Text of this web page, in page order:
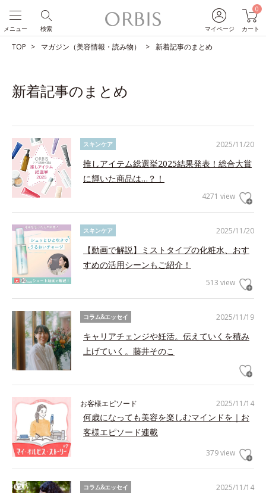
マイページ
0
カート
検索
メニュー
TOP マガジン（美容情報・読み物） 新着記事のまとめ
新着記事のまとめ
2025/11/20
スキンケア
推しアイテム総選挙2025結果発表！総合大賞
に輝いた商品は…？！
4271 view
2025/11/20
スキンケア
【動画で解説】ミストタイプの化粧水、おす
すめの活用シーンもご紹介！
513 view
2025/11/19
コラム&エッセイ
キャリアチェンジや妊活。伝えていくを積み
上げていく。藤井そのこ
2025/11/14
お客様エピソード
何歳になっても美容を楽しむマインドを｜お
客様エピソード連載
379 view
2025/11/14
コラム&エッセイ